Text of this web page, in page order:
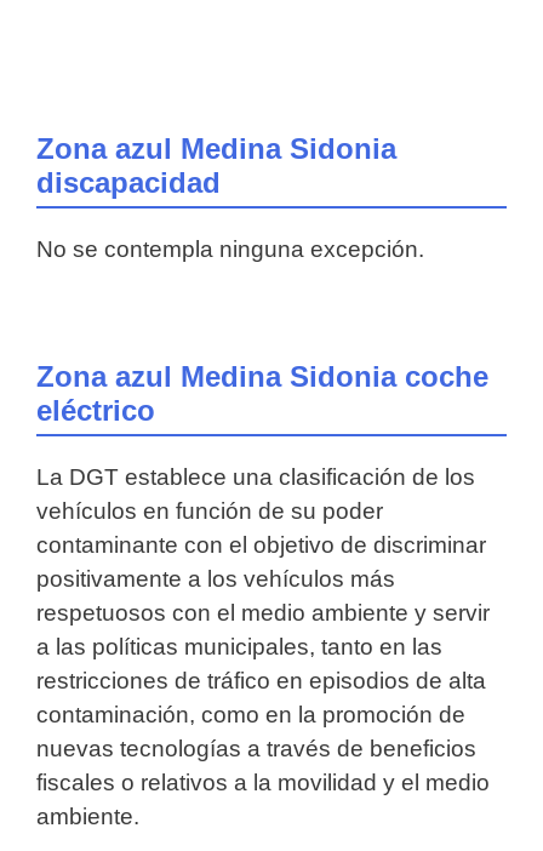
Zona azul Medina Sidonia
discapacidad
No se contempla ninguna excepción.
Zona azul Medina Sidonia coche
eléctrico
La DGT establece una clasificación de los
vehículos en función de su poder
contaminante con el objetivo de discriminar
positivamente a los vehículos más
respetuosos con el medio ambiente y servir
a las políticas municipales, tanto en las
restricciones de tráfico en episodios de alta
contaminación, como en la promoción de
nuevas tecnologías a través de beneficios
fiscales o relativos a la movilidad y el medio
ambiente.